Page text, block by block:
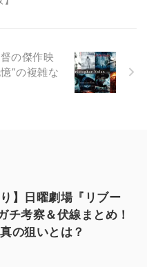
の傑作映
”の複雑な
り】日曜劇場『リブー
考察＆伏線まとめ！
の狙いとは？